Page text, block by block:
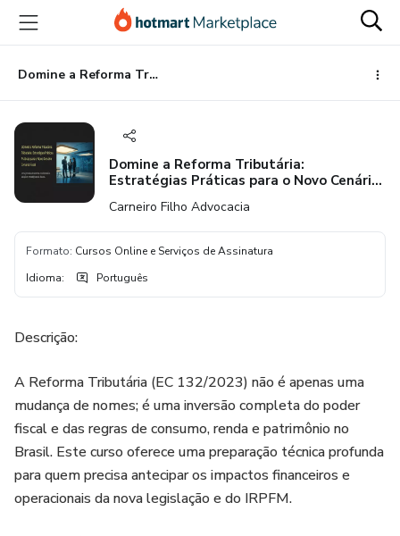
para
conteúdo
principal
para
pagamento
para
rodapé
Domine a Reforma Tributária: Estratégias Práticas para o Novo Cenário Fiscal
Domine a Reforma Tributária:
Estratégias Práticas para o Novo Cenário
Carneiro Filho Advocacia
Formato: Cursos Online e Serviços de Assinatura
Idioma: Português
Descrição:
A Reforma Tributária (EC 132/2023) não é apenas uma
mudança de nomes; é uma inversão completa do poder
fiscal e das regras de consumo, renda e patrimônio no
Brasil. Este curso oferece uma preparação técnica profunda
para quem precisa antecipar os impactos financeiros e
operacionais da nova legislação e do IRPFM.